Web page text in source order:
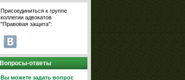
Присоединиться к группе
коллегии адвокатов
"Правовая защита":
Вопросы-ответы
Вы можете задать вопрос